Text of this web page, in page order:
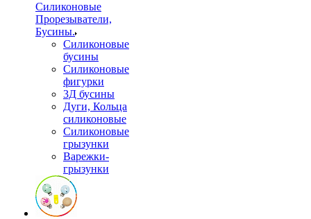
Силиконовые
Прорезыватели,
Бусины.
Силиконовые
бусины
Силиконовые
фигурки
3Д бусины
Дуги, Кольца
силиконовые
Силиконовые
грызунки
Варежки-
грызунки